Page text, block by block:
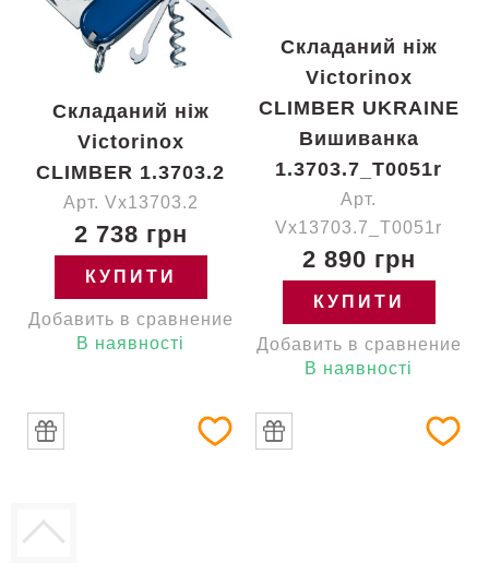
Складаний ніж
Victorinox
CLIMBER 1.3703.2
Арт. Vx13703.2
2 738 грн
КУПИТИ
Добавить в сравнение
В наявності
Складаний ніж
Victorinox
CLIMBER UKRAINE
Вишиванка
1.3703.7_T0051r
Арт.
Vx13703.7_T0051r
2 890 грн
КУПИТИ
Добавить в сравнение
В наявності